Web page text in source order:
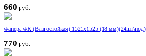
660 руб.
Фанера ФК (Влагостойкая) 1525x1525 (18 мм)(24шт\под)
770 руб.